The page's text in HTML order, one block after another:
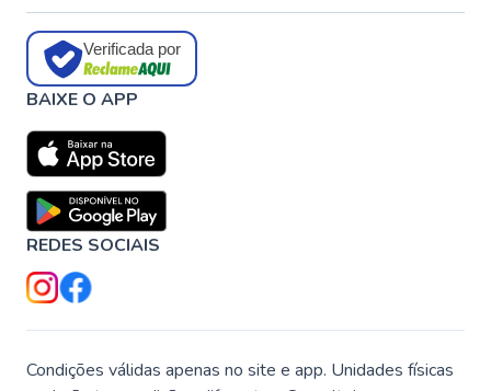
Verificada por
BAIXE O APP
REDES SOCIAIS
Condições válidas apenas no site e app. Unidades físicas